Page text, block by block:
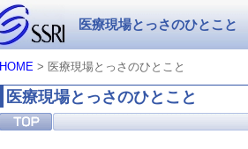
医療現場とっさのひとこと
HOME > 医療現場とっさのひとこと
医療現場とっさのひとこと